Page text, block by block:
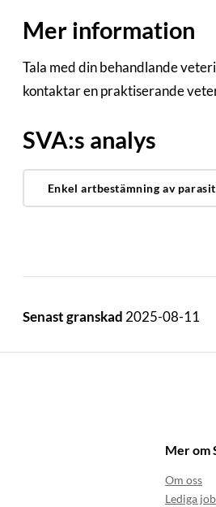
Mer information
Tala med din behandlande
kontaktar en praktiserande
SVA:s analys
Enkel artbestämning av parasit
Senast granskad 2025-08-11
Mer om
Om oss
Lediga